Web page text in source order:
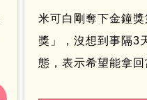
米可白剛奪下金鐘
獎」，沒想到事隔3
態，表示希望能拿
主辦單位三立電視